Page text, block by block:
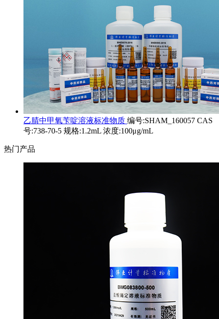
乙腈中甲氧苄啶溶液标准物质 编号:SHAM_160057 CAS
号:738-70-5 规格:1.2mL 浓度:100μg/mL
热门产品